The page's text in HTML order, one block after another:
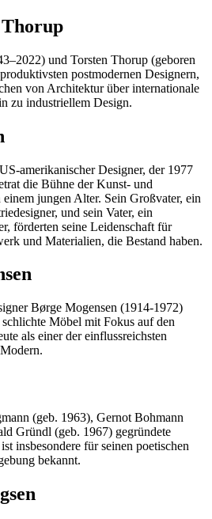
und Torsten Thorup (geboren
postmodernen Designern,
von Architektur über internationale
zu industriellem Design.
amerikanischer Designer, der 1977
die Bühne der Kunst- und
jungen Alter. Sein Großvater, ein
und sein Vater, ein
förderten seine Leidenschaft für
und Materialien, die Bestand haben.
Børge Mogensen (1914-1972)
Möbel mit Fokus auf den
als einer der einflussreichsten
(geb. 1963), Gernot Bohmann
Gründl (geb. 1967) gegründete
insbesondere für seinen poetischen
bekannt.